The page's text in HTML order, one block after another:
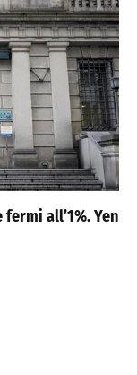
all’1%. Yen